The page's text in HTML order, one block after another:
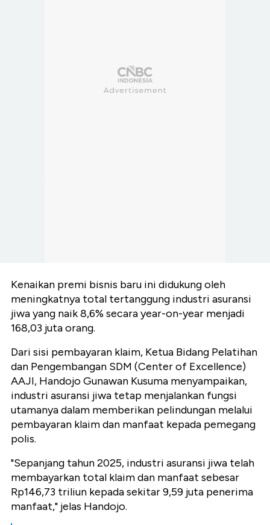
Kenaikan premi bisnis baru ini didukung oleh
meningkatnya total tertanggung industri asuransi
jiwa yang naik 8,6% secara year-on-year menjadi
168,03 juta orang.
Dari sisi pembayaran klaim, Ketua Bidang Pelatihan
dan Pengembangan SDM (Center of Excellence)
AAJI, Handojo Gunawan Kusuma menyampaikan,
industri asuransi jiwa tetap menjalankan fungsi
utamanya dalam memberikan pelindungan melalui
pembayaran klaim dan manfaat kepada pemegang
polis.
"Sepanjang tahun 2025, industri asuransi jiwa telah
membayarkan total klaim dan manfaat sebesar
Rp146,73 triliun kepada sekitar 9,59 juta penerima
manfaat," jelas Handojo.